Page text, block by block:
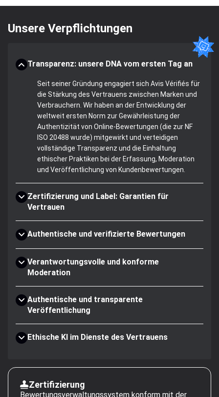
Unsere Verpflichtungen
Transparenz: unsere DNA vom ersten Tag an
Seit seiner Gründung engagiert sich Avis Vérifiés für
die Stärkung des Vertrauens zwischen Marken und
Verbrauchern. Wir haben an der Entwicklung der
weltweit ersten Norm zur Gewährleistung der
Authentizität von Online-Bewertungen (die zur NF
ISO 20488 wurde) mitgewirkt und verteidigen
vollständige Transparenz und die Einhaltung
ethischer Praktiken bei der Erfassung, Moderation
und Veröffentlichung von Kundenbewertungen.
Zertifizierung und Label: Garantien für
Vertrauen
Authentische und verifizierte Bewertungen
Verantwortungsvolle und konforme
Moderation
Authentische und transparente
Veröffentlichung
Ethische KI im Dienste des Vertrauens
Zertifizierung
Bewertungsverwaltungssystem konform mit der